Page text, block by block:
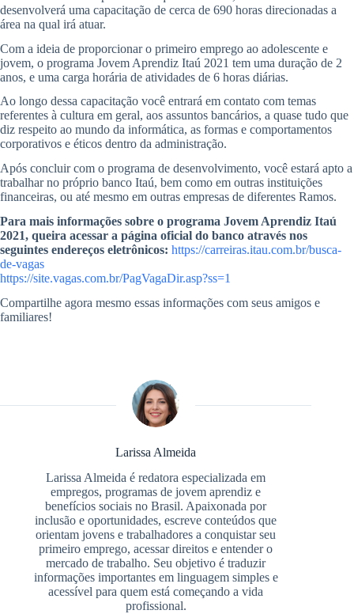
desenvolverá uma capacitação de cerca de 690 horas direcionadas a
área na qual irá atuar.
Com a ideia de proporcionar o primeiro emprego ao adolescente e
jovem, o programa Jovem Aprendiz Itaú 2021 tem uma duração de 2
anos, e uma carga horária de atividades de 6 horas diárias.
Ao longo dessa capacitação você entrará em contato com temas
referentes à cultura em geral, aos assuntos bancários, a quase tudo que
diz respeito ao mundo da informática, as formas e comportamentos
corporativos e éticos dentro da administração.
Após concluir com o programa de desenvolvimento, você estará apto a
trabalhar no próprio banco Itaú, bem como em outras instituições
financeiras, ou até mesmo em outras empresas de diferentes Ramos.
Para mais informações sobre o programa Jovem Aprendiz Itaú
2021, queira acessar a página oficial do banco através nos
seguintes endereços eletrônicos: https://carreiras.itau.com.br/busca-
de-vagas
https://site.vagas.com.br/PagVagaDir.asp?ss=1
Compartilhe agora mesmo essas informações com seus amigos e
familiares!
Larissa Almeida
Larissa Almeida é redatora especializada em
empregos, programas de jovem aprendiz e
benefícios sociais no Brasil. Apaixonada por
inclusão e oportunidades, escreve conteúdos que
orientam jovens e trabalhadores a conquistar seu
primeiro emprego, acessar direitos e entender o
mercado de trabalho. Seu objetivo é traduzir
informações importantes em linguagem simples e
acessível para quem está começando a vida
profissional.